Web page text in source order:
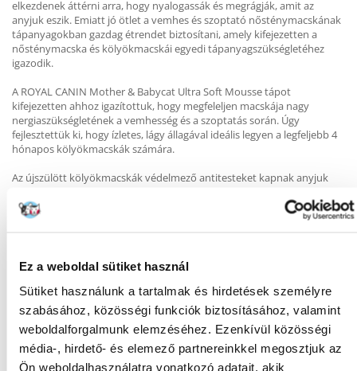
Ez a weboldal sütiket használ
Sütiket használunk a tartalmak és hirdetések személyre
szabásához, közösségi funkciók biztosításához, valamint
weboldalforgalmunk elemzéséhez. Ezenkívül közösségi
média-, hirdető- és elemező partnereinkkel megosztjuk az
Ön weboldalhasználatra vonatkozó adatait, akik
elkezdenek áttérni arra, hogy nyalogassák és megrágják, amit az
anyjuk eszik. Emiatt jó ötlet a vemhes és szoptató nősténymacskának
tápanyagokban gazdag étrendet biztosítani, amely kifejezetten a
nősténymacska és kölyökmacskái egyedi tápanyagszükségletéhez
igazodik.
A ROYAL CANIN Mother & Babycat Ultra Soft Mousse tápot
kifejezetten ahhoz igazítottuk, hogy megfeleljen macskája nagy
nergiaszükségletének a vemhesség és a szoptatás során. Úgy
fejlesztettük ki, hogy ízletes, lágy állagával ideális legyen a legfeljebb 4
hónapos kölyökmacskák számára.
Az újszülött kölyökmacskák védelmező antitesteket kapnak anyjuk
Mother & Babycat Ultra Soft Mousse bizonyított komplexet tartalmaz,
beleértve a C- és E-vitamint, amely támogatja az egészséges
A formula továbbá Omega-3 zsírsavakban (DHA) gazdag, amely
kölyökmacskáknál.
A jótékony hatású prebiotikumok (MOS) és kitűnően emészthető
fehérjék kombinációjának köszönhetően a ROYAL CANIN Mother &
Babycat Ultra Soft Mousse a bél-mikrobióta (bélflóra) egészséges
egyensúlyát is támogatja a megfelelő emésztés érdekében.